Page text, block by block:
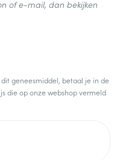
geneesmiddel, betaal je in de
die op onze webshop vermeld
of e-mail, dan bekijken